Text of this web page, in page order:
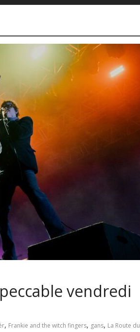
vendredi
, Frankie and the witch fingers, gans, La Route du